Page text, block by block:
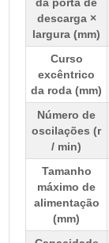
da porta de
descarga ×
largura (mm)
Curso
excêntrico
da roda (mm)
Número de
oscilações (r
/ min)
Tamanho
máximo de
alimentação
(mm)